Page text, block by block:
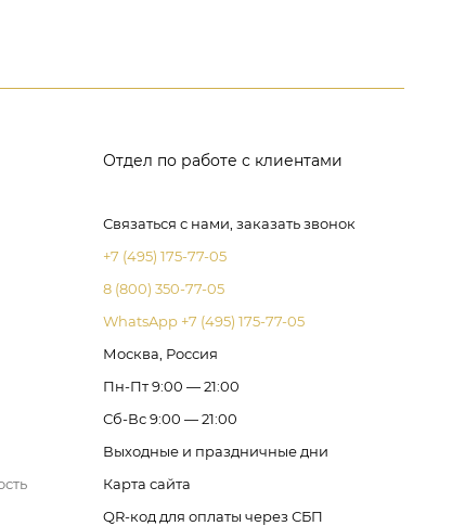
Отдел по работе с клиентами
Связаться с нами, заказать звонок
+7 (495) 175-77-05
8 (800) 350-77-05
WhatsApp +7 (495) 175-77-05
Москва, Россия
Пн-Пт 9:00 — 21:00
Сб-Вс 9:00 — 21:00
Выходные и праздничные дни
Карта сайта
QR-код для оплаты через СБП